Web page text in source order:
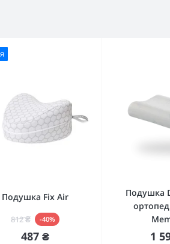
Подушка Fix Air
812 ₴ -40%
487 ₴
Купить
Подушка
1